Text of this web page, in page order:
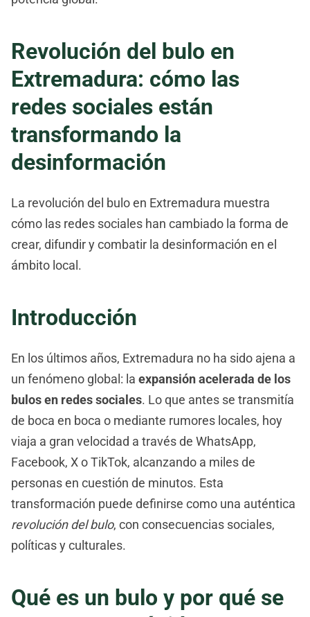
Revolución del bulo en
Extremadura: cómo las
redes sociales están
transformando la
desinformación
La revolución del bulo en Extremadura muestra
cómo las redes sociales han cambiado la forma de
crear, difundir y combatir la desinformación en el
ámbito local.
Introducción
En los últimos años, Extremadura no ha sido ajena a
un fenómeno global: la expansión acelerada de los
bulos en redes sociales. Lo que antes se transmitía
de boca en boca o mediante rumores locales, hoy
viaja a gran velocidad a través de WhatsApp,
Facebook, X o TikTok, alcanzando a miles de
personas en cuestión de minutos. Esta
transformación puede definirse como una auténtica
revolución del bulo, con consecuencias sociales,
políticas y culturales.
Qué es un bulo y por qué se